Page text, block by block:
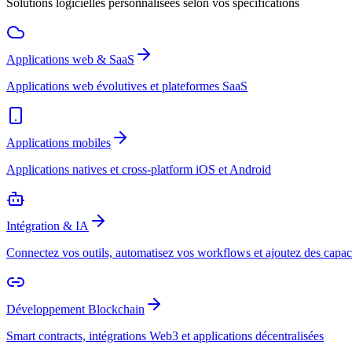
Applications web & SaaS
Applications web évolutives et plateformes SaaS
Applications mobiles
Applications natives et cross-platform iOS et Android
Intégration & IA
Connectez vos outils, automatisez vos workflows et ajoutez des
Développement Blockchain
Smart contracts, intégrations Web3 et applications décentralisées